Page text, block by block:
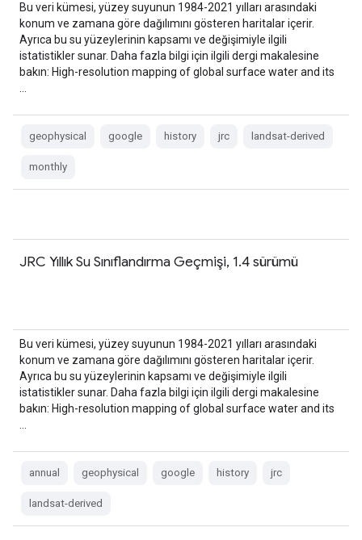
Bu veri kümesi, yüzey suyunun 1984-2021 yılları arasındaki
konum ve zamana göre dağılımını gösteren haritalar içerir.
Ayrıca bu su yüzeylerinin kapsamı ve değişimiyle ilgili
istatistikler sunar. Daha fazla bilgi için ilgili dergi makalesine
bakın: High-resolution mapping of global surface water and its
geophysical google history jrc landsat-derived
monthly
JRC Yıllık Su Sınıflandırma Geçmişi, 1.4 sürümü
Bu veri kümesi, yüzey suyunun 1984-2021 yılları arasındaki
konum ve zamana göre dağılımını gösteren haritalar içerir.
Ayrıca bu su yüzeylerinin kapsamı ve değişimiyle ilgili
istatistikler sunar. Daha fazla bilgi için ilgili dergi makalesine
bakın: High-resolution mapping of global surface water and its
annual geophysical google history jrc
landsat-derived